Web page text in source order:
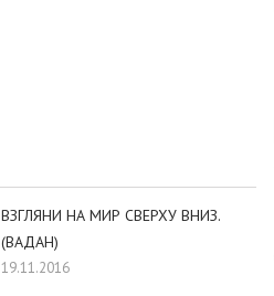
ВЗГЛЯНИ НА МИР СВЕРХУ ВНИЗ.
(ВАДАН)
19.11.2016